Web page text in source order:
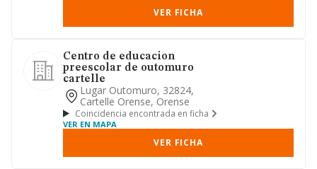
VER FICHA
Centro de educacion
preescolar de outomuro
cartelle
Lugar Outomuro, 32824,
Cartelle Orense, Orense
Coincidencia encontrada en ficha
VER EN MAPA
VER FICHA